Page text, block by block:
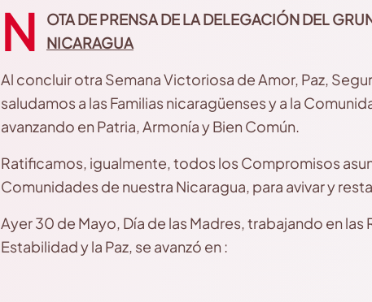
N
OTA DE PRENSA DE LA DELEGACIÓN DEL
NICARAGUA
Al concluir otra Semana Victoriosa de Amor, Paz,
saludamos a las Familias nicaragüenses y a la
avanzando en Patria, Armonía y Bien Común.
Ratificamos, igualmente, todos los Compromisos
Comunidades de nuestra Nicaragua, para avivar y
Ayer 30 de Mayo, Día de las Madres, trabajando en
Estabilidad y la Paz, se avanzó en :